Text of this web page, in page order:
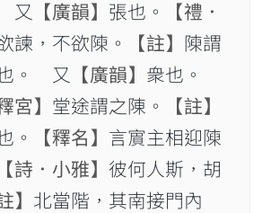
又
【廣韻】 張也。
【禮．
諫，不欲𨻰。 【註】 𨻰謂
。 又
【廣韻】 衆也。
宮】 堂途謂之陳。
【註】
。
【釋名】 言賔主相迎𨻰
【詩．小雅】 彼何人斯，胡
】 北當階，其南接門內